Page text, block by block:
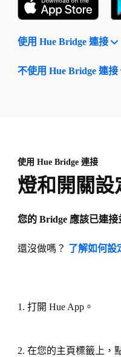
使用 Hue Bridge 連接
不使用 Hue Bridge 連接
使用 Hue Bridge 連接
燈和開關設
您的 Bridge 應該已連接
還沒做嗎？ 了解如何設
1. 打開 Hue App。
2. 在您的主頁標籤上，